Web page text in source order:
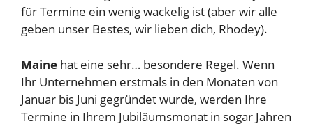
für Termine ein wenig wackelig ist (aber wir alle
geben unser Bestes, wir lieben dich, Rhodey).
Maine hat eine sehr… besondere Regel. Wenn
Ihr Unternehmen erstmals in den Monaten von
Januar bis Juni gegründet wurde, werden Ihre
Termine in Ihrem Jubiläumsmonat in sogar Jahren